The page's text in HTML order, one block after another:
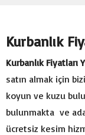
Kurbanlık
Kurbanlık Fiyatları
satın almak için
koyun ve kuzu
bulunmakta ve
ücretsiz kesim